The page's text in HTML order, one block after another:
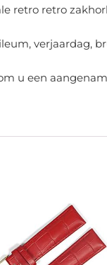
retro retro
verjaardag,
u een